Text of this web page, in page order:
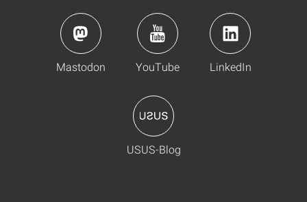
Mastodon YouTube LinkedIn
USUS-Blog